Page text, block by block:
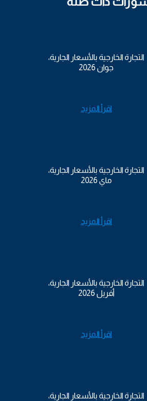
التجارة الخارجية بالأسعار الجارية،
جوان 2026
اقرأ المزيد
التجارة الخارجية بالأسعار الجارية،
ماي 2026
اقرأ المزيد
التجارة الخارجية بالأسعار الجارية،
أفريل 2026
اقرأ المزيد
التجارة الخارجية بالأسعار الجارية،